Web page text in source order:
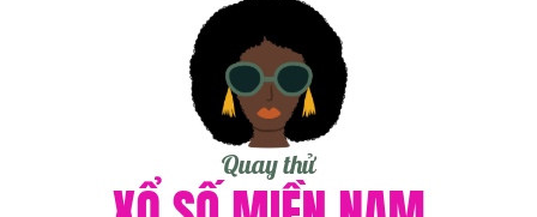
Chính sách quyền riêng tư
mail.nguoinoitieng.tv@gmail.com